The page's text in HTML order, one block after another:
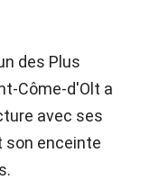
des Plus
Côme-d'Olt a
avec ses
son enceinte